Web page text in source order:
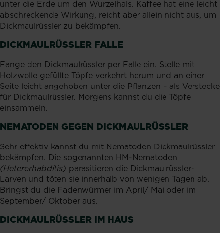
unter die Erde um den Wurzelhals. Kaffee hat eine leicht
abschreckende Wirkung, reicht aber allein nicht aus, um
Dickmaulrüssler zu bekämpfen.
DICKMAULRÜSSLER FALLE
Fange den Dickmaulrüssler per Falle ein. Stelle mit
Holzwolle gefüllte Töpfe verkehrt herum und an einer
Seite leicht angehoben unter die Pflanzen – als Verstecke
für Dickmaulrüssler. Morgens kannst du die Töpfe
einsammeln.
NEMATODEN GEGEN DICKMAULRÜSSLER
Sehr effektiv kannst du mit Nematoden Dickmaulrüssler
bekämpfen. Die sogenannten HM-Nematoden
(Heterorhabditis) parasitieren die Dickmaulrüssler-
Larven und töten sie innerhalb von wenigen Tagen ab.
Bringst du die Fadenwürmer im April/ Mai oder im
September/ Oktober aus.
DICKMAULRÜSSLER IM HAUS